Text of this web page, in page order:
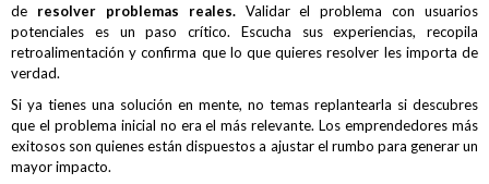
de resolver problemas reales. Validar el problema con usuarios
potenciales es un paso crítico. Escucha sus experiencias, recopila
retroalimentación y confirma que lo que quieres resolver les importa de
verdad.
Si ya tienes una solución en mente, no temas replantearla si descubres
que el problema inicial no era el más relevante. Los emprendedores más
exitosos son quienes están dispuestos a ajustar el rumbo para generar un
mayor impacto.